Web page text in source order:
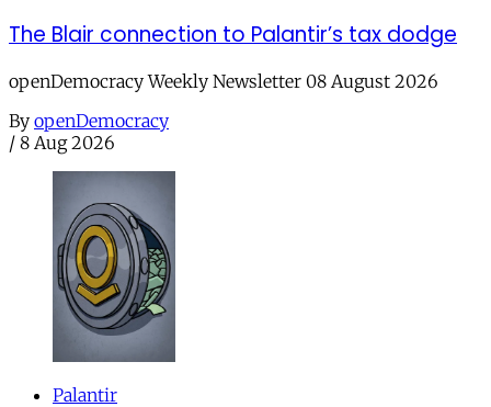
The Blair connection to Palantir’s tax dodge
openDemocracy Weekly Newsletter 08 August 2026
By openDemocracy
/ 8 Aug 2026
Palantir